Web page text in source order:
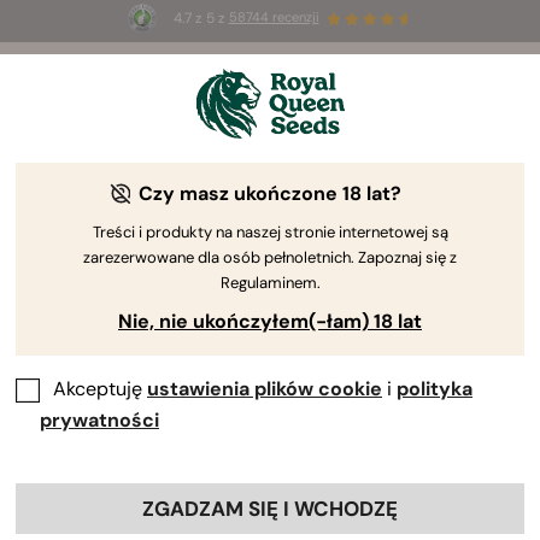
4.7 z 5 z 58744 recenzji
3 nasiona White Widow Auto
The RQS Blog
Nauka o konopiach i zdrowie
Automatycznie kwitnące odmiany marihuany należą do
najszybszych, najsilniejszych i najbardziej dyskretnych
początkujących hodowców, jak i ekspertów. Odkryj
wszystko, co warto wiedzieć o automatycznych
Czy masz ukończone 18 lat?
Treści i produkty na naszej stronie internetowej są
zarezerwowane dla osób pełnoletnich. Zapoznaj się z
Regulaminem.
Nie, nie ukończyłem(-łam) 18 lat
Akceptuję ustawienia plików cookie i polityka
prywatności
ZGADZAM SIĘ I WCHODZĘ